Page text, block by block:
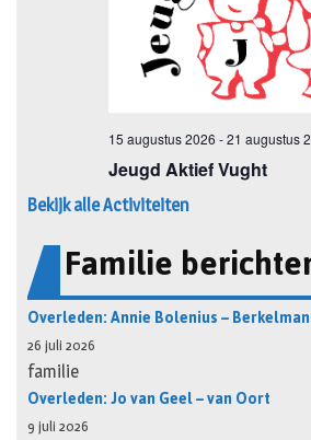
Bekijk alle Activiteiten
Familie
Overleden: Annie Bolenius –
26 juli 2026
familie
Overleden: Jo van Geel – van Oort
9 juli 2026